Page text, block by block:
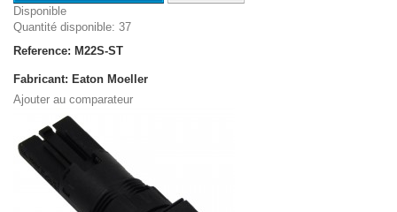
Disponible
Quantité disponible: 37
Reference: M22S-ST
Fabricant: Eaton Moeller
Ajouter au comparateur